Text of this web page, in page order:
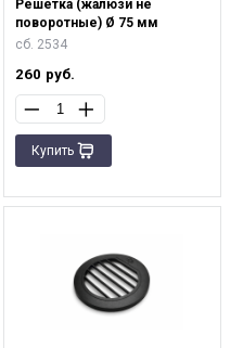
Решетка (жалюзи не
поворотные) Ø 75 мм
сб. 2534
260 руб.
Купить